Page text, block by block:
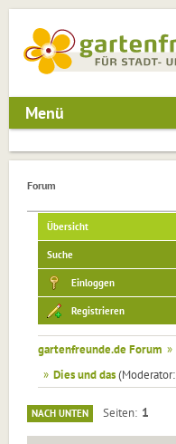
Menü
Forum
Übersicht
Suche
Einloggen
Registrieren
gartenfreunde.de Forum »
» Dies und das(Moderator:
NACH UNTEN Seiten 1